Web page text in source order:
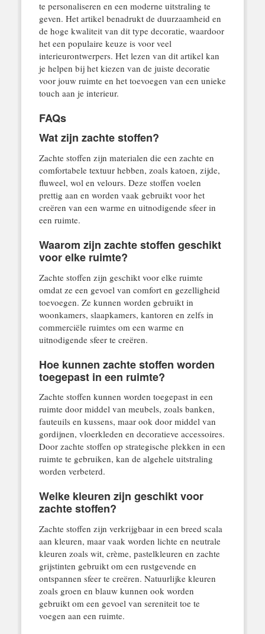
te personaliseren en een moderne uitstraling te
geven. Het artikel benadrukt de duurzaamheid en
de hoge kwaliteit van dit type decoratie, waardoor
het een populaire keuze is voor veel
interieurontwerpers. Het lezen van dit artikel kan
je helpen bij het kiezen van de juiste decoratie
voor jouw ruimte en het toevoegen van een unieke
touch aan je interieur.
FAQs
Wat zijn zachte stoffen?
Zachte stoffen zijn materialen die een zachte en
comfortabele textuur hebben, zoals katoen, zijde,
fluweel, wol en velours. Deze stoffen voelen
prettig aan en worden vaak gebruikt voor het
creëren van een warme en uitnodigende sfeer in
een ruimte.
Waarom zijn zachte stoffen geschikt
voor elke ruimte?
Zachte stoffen zijn geschikt voor elke ruimte
omdat ze een gevoel van comfort en gezelligheid
toevoegen. Ze kunnen worden gebruikt in
woonkamers, slaapkamers, kantoren en zelfs in
commerciële ruimtes om een warme en
uitnodigende sfeer te creëren.
Hoe kunnen zachte stoffen worden
toegepast in een ruimte?
Zachte stoffen kunnen worden toegepast in een
ruimte door middel van meubels, zoals banken,
fauteuils en kussens, maar ook door middel van
gordijnen, vloerkleden en decoratieve accessoires.
Door zachte stoffen op strategische plekken in een
ruimte te gebruiken, kan de algehele uitstraling
worden verbeterd.
Welke kleuren zijn geschikt voor
zachte stoffen?
Zachte stoffen zijn verkrijgbaar in een breed scala
aan kleuren, maar vaak worden lichte en neutrale
kleuren zoals wit, crème, pastelkleuren en zachte
grijstinten gebruikt om een rustgevende en
ontspannen sfeer te creëren. Natuurlijke kleuren
zoals groen en blauw kunnen ook worden
gebruikt om een gevoel van sereniteit toe te
voegen aan een ruimte.